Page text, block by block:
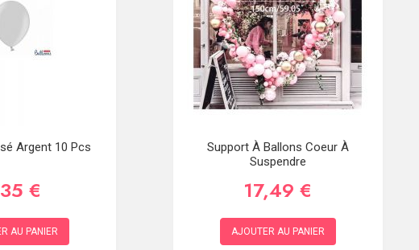
Argent 10 Pcs
€
AU PANIER
Support À Ballons Coeur À
Suspendre
17,49 €
AJOUTER AU PANIER